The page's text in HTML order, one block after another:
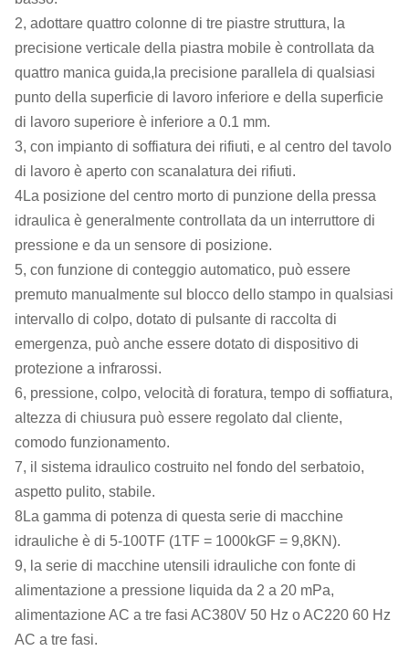
2, adottare quattro colonne di tre piastre struttura, la
precisione verticale della piastra mobile è controllata da
quattro manica guida,la precisione parallela di qualsiasi
punto della superficie di lavoro inferiore e della superficie
di lavoro superiore è inferiore a 0.1 mm.
3, con impianto di soffiatura dei rifiuti, e al centro del tavolo
di lavoro è aperto con scanalatura dei rifiuti.
4La posizione del centro morto di punzione della pressa
idraulica è generalmente controllata da un interruttore di
pressione e da un sensore di posizione.
5, con funzione di conteggio automatico, può essere
premuto manualmente sul blocco dello stampo in qualsiasi
intervallo di colpo, dotato di pulsante di raccolta di
emergenza, può anche essere dotato di dispositivo di
protezione a infrarossi.
6, pressione, colpo, velocità di foratura, tempo di soffiatura,
altezza di chiusura può essere regolato dal cliente,
comodo funzionamento.
7, il sistema idraulico costruito nel fondo del serbatoio,
aspetto pulito, stabile.
8La gamma di potenza di questa serie di macchine
idrauliche è di 5-100TF (1TF = 1000kGF = 9,8KN).
9, la serie di macchine utensili idrauliche con fonte di
alimentazione a pressione liquida da 2 a 20 mPa,
alimentazione AC a tre fasi AC380V 50 Hz o AC220 60 Hz
AC a tre fasi.